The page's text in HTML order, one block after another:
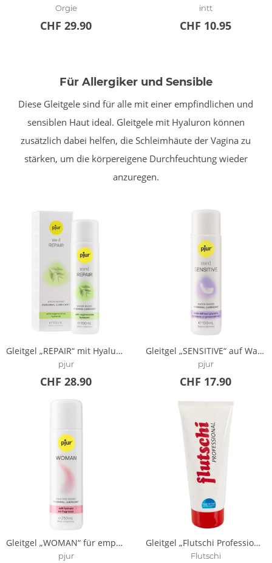
Orgie
CHF 29.90
intt
CHF 10.95
Für Allergiker und Sensible
Diese Gleitgele sind für alle mit einer empfindlichen und
sensiblen Haut ideal. Gleitgele mit Hyaluron können
zusätzlich dabei helfen, die Schleimhäute der Vagina zu
stärken, um die körpereigene Durchfeuchtung wieder
anzuregen.
Gleitgel „REPAIR“ mit Hyaluronsäure
pjur
CHF 28.90
Gleitgel „SENSITIVE“ auf Wasserbasis
pjur
CHF 17.90
Gleitgel „WOMAN“ für empfindliche Haut
pjur
Gleitgel „Flutschi Professional“ auf Wasser- und Silikonbasis
Flutschi